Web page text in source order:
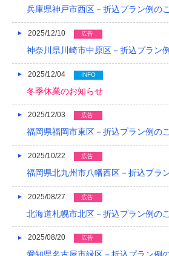
2019/04
2019/02
2019/01
2018/12
2018/11
2018/08
2018/07
2018/06
兵庫県神戸市西区－折込プラン例の
2025/12/10 広告
神奈川県川崎市中原区－折込プラン
2025/12/04 INFO
冬季休業のお知らせ
2025/12/03 広告
福岡県福岡市東区－折込プラン例の
2025/10/22 広告
福岡県北九州市八幡西区－折込プラ
2025/08/27 広告
北海道札幌市北区－折込プラン例の
2025/08/20 広告